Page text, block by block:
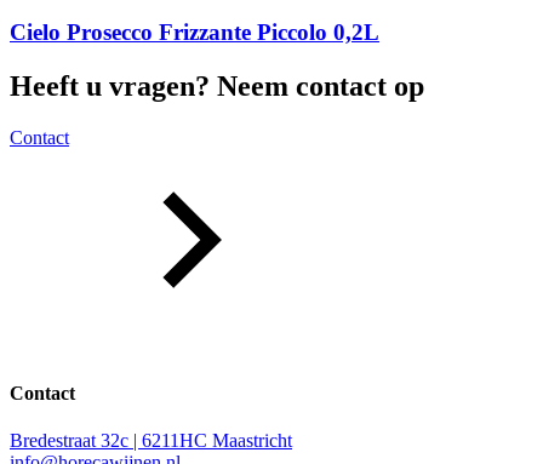
Cielo Prosecco Frizzante Piccolo 0,2L
Heeft u vragen? Neem contact op
Contact
Contact
Bredestraat 32c | 6211HC Maastricht